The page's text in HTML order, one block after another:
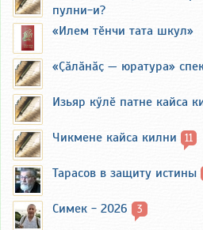
пулни-и?
«Илем тӗнчи тата шкул»
«Ҫӑлӑнӑҫ — юратура»
Изьяр кӳлӗ патне кайса
Чикмене кайса килни 11
Тарасов в защиту истины
Симек - 2026 3